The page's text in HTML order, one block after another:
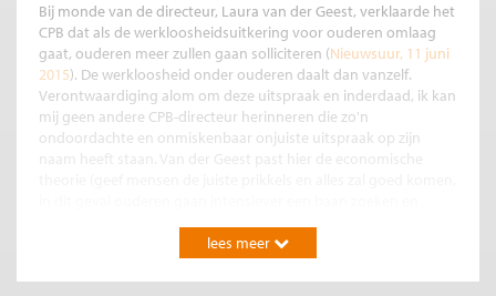
Bij monde van de directeur, Laura van der Geest, verklaarde het
CPB dat als de werkloosheidsuitkering voor ouderen omlaag
gaat, ouderen meer zullen gaan solliciteren (Nieuwsuur, 11 juni
2015). De werkloosheid onder ouderen daalt dan vanzelf.
Verontwaardiging alom om deze uitspraak en inderdaad, ik kan
mij geen andere CPB-directeur herinneren die zo'n
ondoordachte en onmiskenbaar onjuiste uitspraak op zijn
naam heeft staan. Van der Geest past hier de economische
De werkloosheid onder ouderen lijkt vooral voort te komen uit
een tekort aan vraag, maar niet uit een te lage zoekintensiteit.
Het CPB geeft in ieder geval geen empirisch bewijs dat
lees meer